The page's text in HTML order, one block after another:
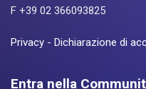
F +39 02 366093825
Privacy - Dichiarazione di
Entra nella